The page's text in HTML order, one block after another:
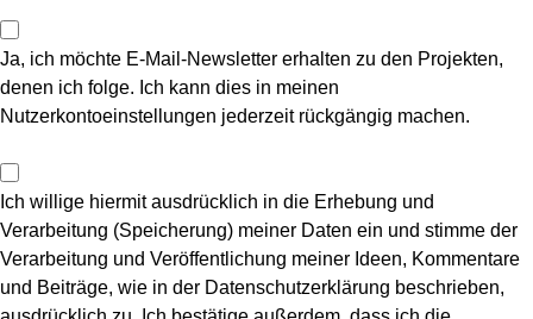
Ja, ich möchte E-Mail-Newsletter erhalten zu den Projekten,
denen ich folge. Ich kann dies in meinen
Nutzerkontoeinstellungen jederzeit rückgängig machen.
Ich willige hiermit ausdrücklich in die Erhebung und
Verarbeitung (Speicherung) meiner Daten ein und stimme der
Verarbeitung und Veröffentlichung meiner Ideen, Kommentare
und Beiträge, wie in der Datenschutzerklärung beschrieben,